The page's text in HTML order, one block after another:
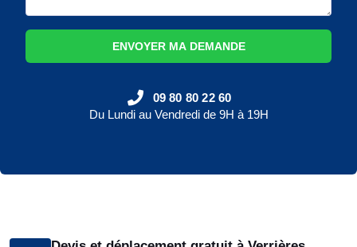
ENVOYER MA DEMANDE
09 80 80 22 60
Du Lundi au Vendredi de 9H à 19H